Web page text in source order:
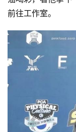
前往工作室。